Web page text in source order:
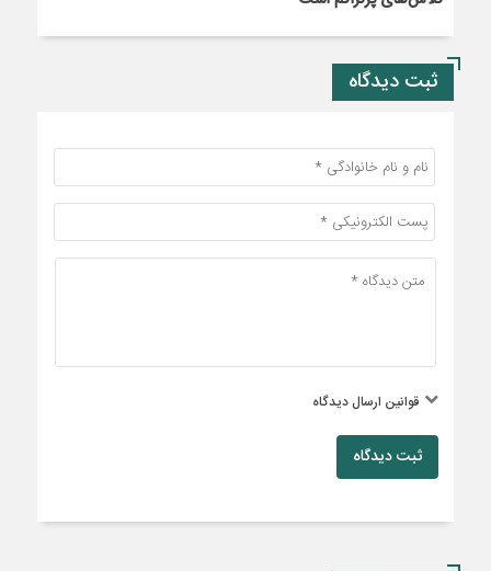
ثبت دیدگاه
قوانین ارسال دیدگاه
ثبت دیدگاه